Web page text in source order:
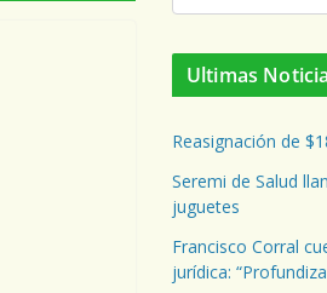
Ultimas
Reasignación de
Seremi de Salud
juguetes
Francisco Corral
jurídica: